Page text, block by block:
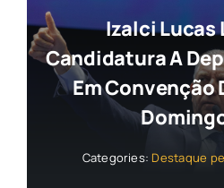
Izalci Lucas
Candidatura A
Em Convenção
Categories: Destaque